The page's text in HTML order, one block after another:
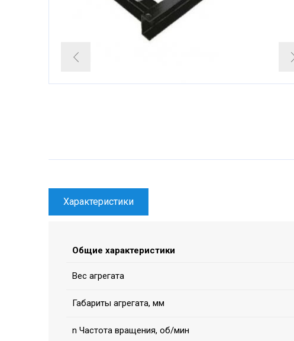
Характеристики
Общие характеристики
Вес агрегата
Габариты агрегата, мм
n Частота вращения, об/мин